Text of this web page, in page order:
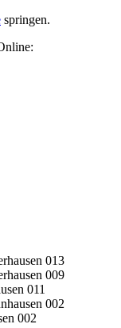
springen.